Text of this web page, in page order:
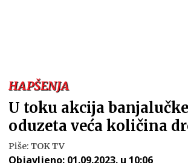
HAPŠENJA
U toku akcija
oduzeta veća količina
Piše: TOK TV
Objavljeno: 01.09.2023. u 10:06